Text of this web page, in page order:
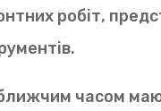
робіт,
часом